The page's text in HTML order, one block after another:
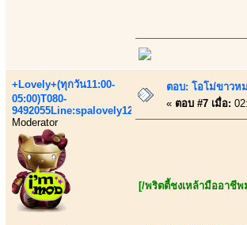
+Lovely+(ทุกวัน11:00-
05:00)T080-
9492055Line:spalovely123
Moderator
ตอบ: โอโม่ขาวห
« ตอบ #7 เมื่อ:
[/พริตตี้ชงเหล้ามืออาชีพ